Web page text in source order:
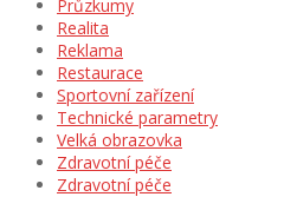
Průzkumy
Realita
Reklama
Restaurace
Sportovní zařízení
Technické parametry
Velká obrazovka
Zdravotní péče
Zdravotní péče